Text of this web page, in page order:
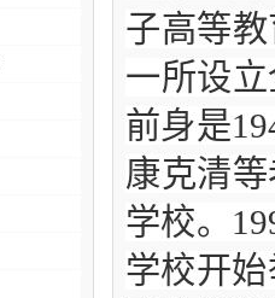
子高等
一所设
前身是
康克清
学校。
学校开